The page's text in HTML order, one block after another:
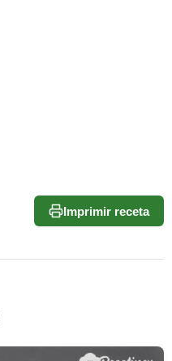
Imprimir receta